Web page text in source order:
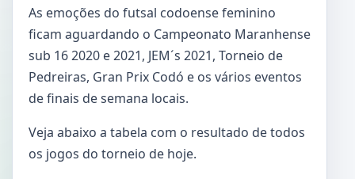
As emoções do futsal codoense feminino
ficam aguardando o Campeonato Maranhense
sub 16 2020 e 2021, JEM´s 2021, Torneio de
Pedreiras, Gran Prix Codó e os vários eventos
de finais de semana locais.
Veja abaixo a tabela com o resultado de todos
os jogos do torneio de hoje.